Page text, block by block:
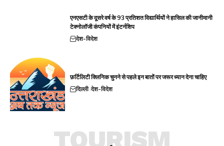
एनएसटी के दूसरे वर्ष के 93 प्रतिशत विद्यार्थियों ने हासिल की जानीमानी
टेक्नोलॉजी कंपनियों में इंटर्नशिप
देश-विदेश
फ़र्टिलिटी क्लिनिक चुनने से पहले इन बातों पर जरूर ध्यान देना चाहिए
दिल्ली देश-विदेश
TOURISM